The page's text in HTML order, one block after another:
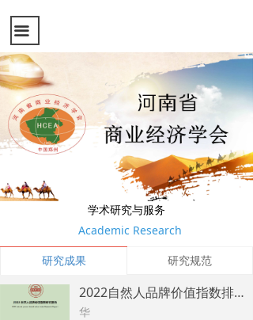
끀
研究成果 研究规范
2022自然人品牌价值指数排行榜
华
学术研究与服务
Academic Research